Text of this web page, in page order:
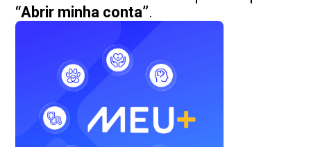
“Abrir minha conta”.